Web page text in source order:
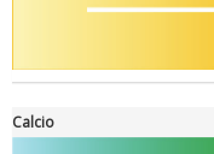
Tiziano Pesce a Radio
Calcio